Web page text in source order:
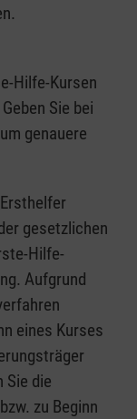
Hilfe-Kursen
Sie bei
genauere
gesetzlichen
Hilfe-
Aufgrund
eines Kurses
Sie die
zu Beginn